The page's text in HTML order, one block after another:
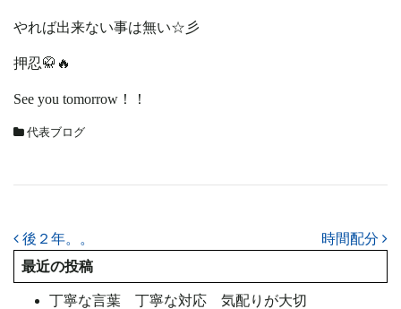
やれば出来ない事は無い☆彡
押忍🥋🔥
See you tomorrow！！
代表ブログ
投稿ナビゲーション
後２年。。
時間配分
最近の投稿
丁寧な言葉 丁寧な対応 気配りが大切